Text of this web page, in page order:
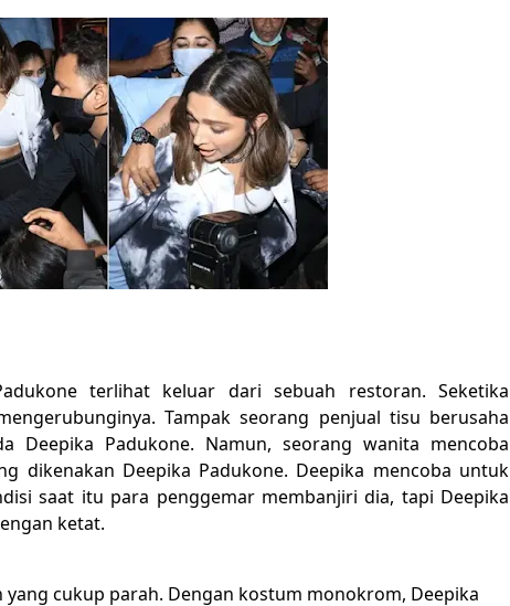
terlihat keluar dari sebuah restoran. Seketika
Tampak seorang penjual tisu berusaha
Deepika Padukone. Namun, seorang wanita mencoba
dikenakan Deepika Padukone. Deepika mencoba untuk
saat itu para penggemar membanjiri dia, tapi Deepika
ketat.
cukup parah. Dengan kostum monokrom, Deepika